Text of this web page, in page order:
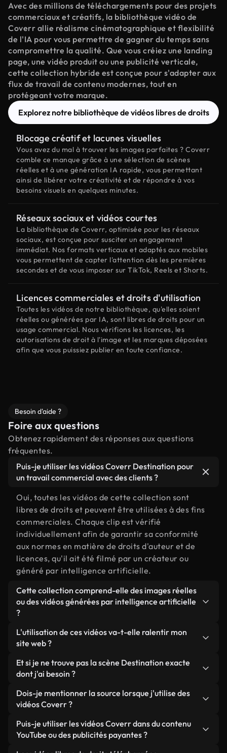
Avec des millions de téléchargements pour des projets
commerciaux et créatifs, la bibliothèque vidéo de
Coverr allie réalisme cinématographique et flexibilité
de l'IA pour vous permettre de gagner du temps sans
compromettre la qualité. Que vous créiez une landing
page, une vidéo produit ou une publicité verticale,
cette collection hybride est conçue pour s'adapter aux
flux de travail de contenu modernes, tout en
protégeant votre marque.
Explorez notre bibliothèque de vidéos libres de droits
Blocage créatif et lacunes visuelles
Vous avez du mal à trouver les images parfaites ? Coverr
comble ce manque grâce à une sélection de scènes
réelles et à une génération IA rapide, vous permettant
ainsi de libérer votre créativité et de répondre à vos
besoins visuels en quelques minutes.
Réseaux sociaux et vidéos courtes
La bibliothèque de Coverr, optimisée pour les réseaux
sociaux, est conçue pour susciter un engagement
immédiat. Nos formats verticaux et adaptés aux mobiles
vous permettent de capter l'attention dès les premières
secondes et de vous imposer sur TikTok, Reels et Shorts.
Licences commerciales et droits d'utilisation
Toutes les vidéos de notre bibliothèque, qu'elles soient
réelles ou générées par IA, sont libres de droits pour un
usage commercial. Nous vérifions les licences, les
autorisations de droit à l'image et les marques déposées
afin que vous puissiez publier en toute confiance.
Besoin d'aide ?
Foire aux questions
Obtenez rapidement des réponses aux questions
fréquentes.
Puis-je utiliser les vidéos Coverr Destination pour
un travail commercial avec des clients ?
Oui, toutes les vidéos de cette collection sont
libres de droits et peuvent être utilisées à des fins
commerciales. Chaque clip est vérifié
individuellement afin de garantir sa conformité
aux normes en matière de droits d'auteur et de
licences, qu'il ait été filmé par un créateur ou
généré par intelligence artificielle.
Cette collection comprend-elle des images réelles
ou des vidéos générées par intelligence artificielle
?
Les deux. Il s'agit d'une bibliothèque hybride
composée de véritables images filmées par des
générées par IA. Chaque vidéo est clairement
identifiée afin que vous sachiez toujours ce que
vous utilisez.
L'utilisation de ces vidéos va-t-elle ralentir mon
site web ?
Sauf si vous choisissez nos versions optimisées.
Nous proposons des formats légers, prêts pour le
ils conservent une qualité élevée tout en
minimisant les temps de chargement et en
améliorant des indicateurs comme le LCP.
Et si je ne trouve pas la scène Destination exacte
dont j'ai besoin ?
Vous pouvez en créer une instantanément avec
Coverr AI Studio. Il vous suffit de décrire la scène,
et le Studio générera en quelques secondes une
vidéo personnalisée conforme à nos normes de
licence.
Dois-je mentionner la source lorsque j'utilise des
vidéos Coverr ?
Aucune attribution n'est requise. Toutes les vidéos
de notre bibliothèque sont libres de droits et
Puis-je utiliser les vidéos Coverr dans du contenu
YouTube ou des publicités payantes ?
Oui. Toutes les séquences vidéo de Coverr peuvent